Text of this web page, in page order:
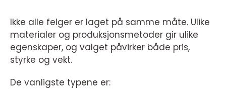
Ikke alle felger er laget på samme måte. Ulike
materialer og produksjonsmetoder gir ulike
egenskaper, og valget påvirker både pris,
styrke og vekt.
De vanligste typene er: